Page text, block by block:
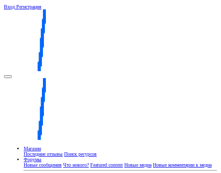
Вход Регистрация
Магазин
Последние отзывы Поиск ресурсов
Форумы
Новые сообщения Что нового? Featured content Новые медиа Новые комментарии к медиа